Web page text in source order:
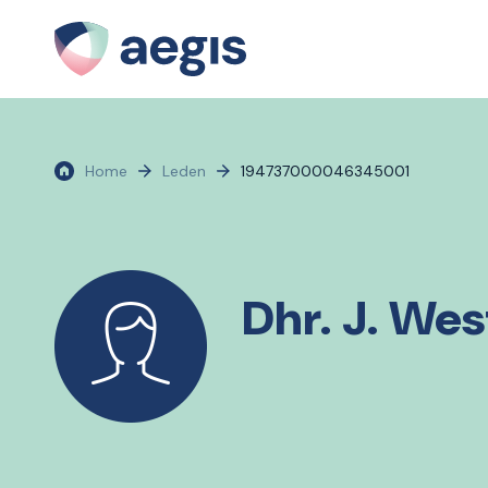
Home Leden 194737000046345001
Dhr. J.